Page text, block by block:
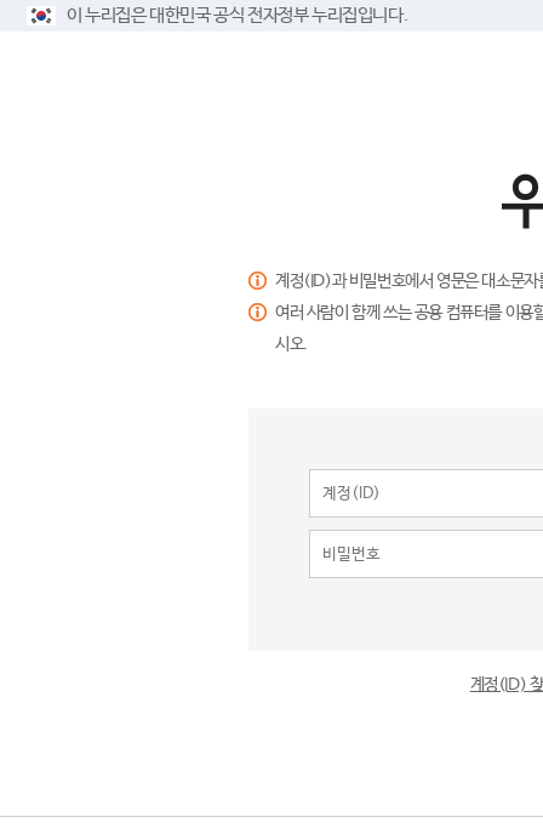
이 누리집은 대한민국 공식 전자정부 누리집입니다.
계정(ID)과 비밀번호에서 영문은 대소문
여러 사람이 함께 쓰는 공용 컴퓨터를 이
시오.
계정(ID)